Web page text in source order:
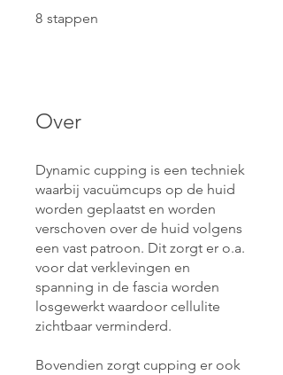
8 stappen
Over
Dynamic cupping is een techniek
waarbij vacuümcups op de huid
worden geplaatst en worden
verschoven over de huid volgens
een vast patroon. Dit zorgt er o.a.
voor dat verklevingen en
spanning in de fascia worden
losgewerkt waardoor cellulite
zichtbaar verminderd.
Bovendien zorgt cupping er ook